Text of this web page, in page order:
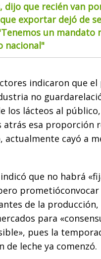
dijo que recién van
exportar dejó de
un mandato
nacional"
indicaron que el
no
los lácteos al
atrás esa proporción
actualmente cayó a
que no habrá
prometióconvocar
de la
para
pues la
de leche ya comenzó.